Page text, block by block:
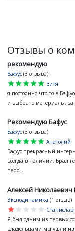
Отзывы о
рекомендую
Бафус (3 отзыва)
star
star
star
star
star
Витя
я постоянно что-то в
и выбрать материалы,
Рекомендую Бафус
Бафус (3 отзыва)
star
star
star
star
star
Анатолий
Бафус прекрасный
всегда в наличии. Брал
перс...
Алексей Николаевич
Эксподинамика (1 отзыв)
star
star
star
star
star
Станислав
Я был одним из первых
владельцами мы ушли из